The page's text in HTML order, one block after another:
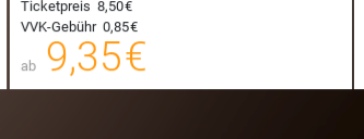
Ticketpreis 8,50 €
VVK-Gebühr 0,85 €
ab 9,35 €
00